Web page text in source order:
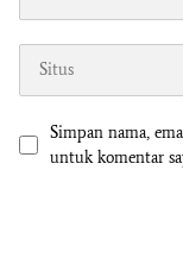
Simpan nama,
untuk komentar